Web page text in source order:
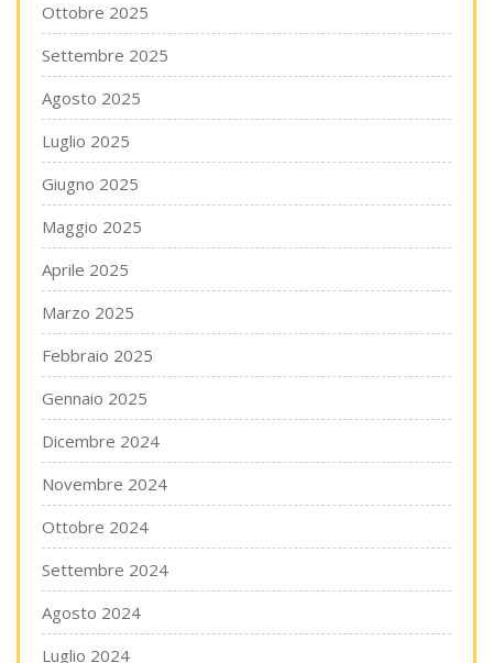
Ottobre 2025
Settembre 2025
Agosto 2025
Luglio 2025
Giugno 2025
Maggio 2025
Aprile 2025
Marzo 2025
Febbraio 2025
Gennaio 2025
Dicembre 2024
Novembre 2024
Ottobre 2024
Settembre 2024
Agosto 2024
Luglio 2024